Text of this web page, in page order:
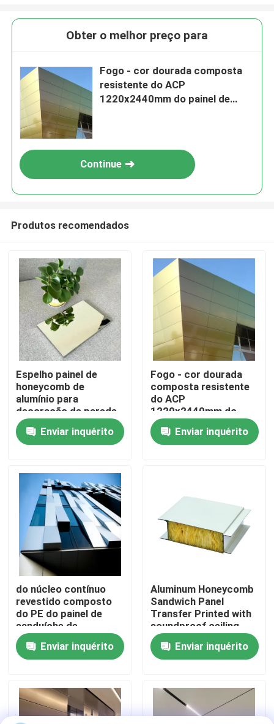
Produtos
Vídeos
Sobre Nós
Visita à fábrica
Controle de Qualidade
Contacte-nos
Notícias
Solicite uma cotação
Obter o melhor preço para
Fogo - cor dourada composta
resistente do ACP
1220x2440mm do painel de
Continue
Produtos recomendados
Espelho painel de
honeycomb de
alumínio para
decoração de parede
do teto
Enviar inquérito
Fogo - cor dourada
composta resistente
do ACP
1220x2440mm do
painel de sanduíche
Enviar inquérito
do núcleo contínuo
revestido composto
do PE do painel de
sanduíche de
1220x3050mm ACM
painel composto de
alumínio
Enviar inquérito
Aluminum Honeycomb
Sandwich Panel
Transfer Printed with
soundproof ceiling
Enviar inquérito